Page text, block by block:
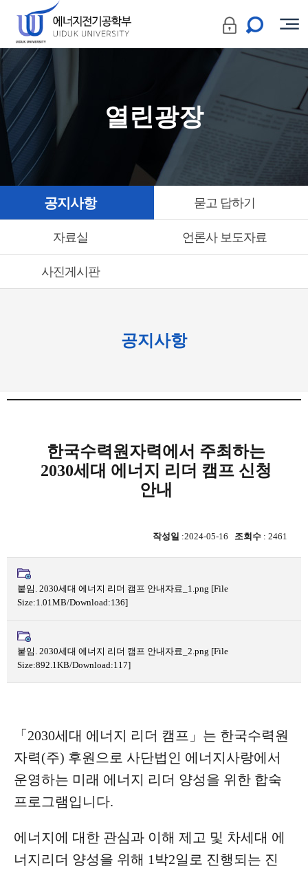
열린광장
공지사항 묻고 답하기
자료실 언론사 보도자료
사진게시판
공지사항
한국수력원자력에서 주최하는
2030세대 에너지 리더 캠프 신청
안내
작성일 :2024-05-16 조회수 : 2461
붙임. 2030세대 에너지 리더 캠프 안내자료_1.png [File
Size:1.01MB/Download:136]
붙임. 2030세대 에너지 리더 캠프 안내자료_2.png [File
Size:892.1KB/Download:117]
「2030세대 에너지 리더 캠프」는 한국수력원
자력(주) 후원으로 사단법인 에너지사랑에서
운영하는 미래 에너지 리더 양성을 위한 합숙
프로그램입니다.
에너지에 대한 관심과 이해 제고 및 차세대 에
너지리더 양성을 위해 1박2일로 진행되는 진